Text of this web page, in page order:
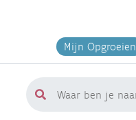
Mijn Opgroeien
Waar